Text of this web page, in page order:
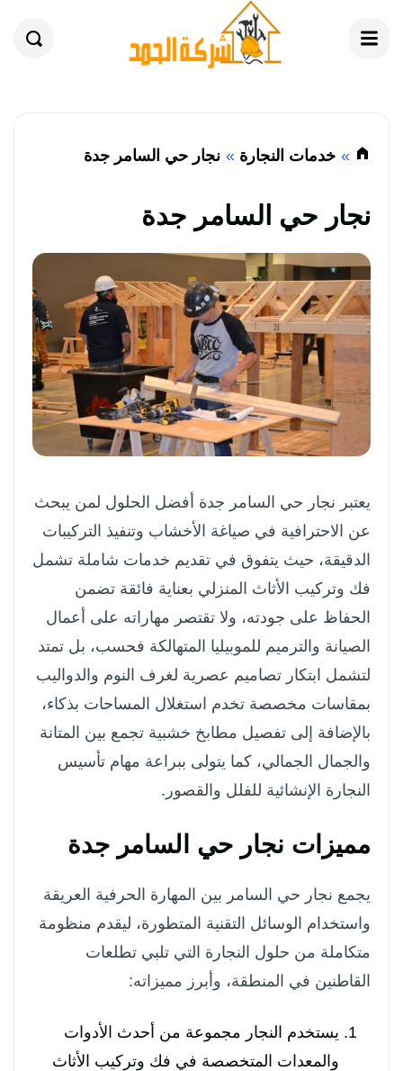
خدمات النجارة نجار حي السامر جدة
نجار حي السامر جدة
يعتبر نجار حي السامر جدة أفضل الحلول لمن يبحث
عن الاحترافية في صياغة الأخشاب وتنفيذ التركيبات
الدقيقة، حيث يتفوق في تقديم خدمات شاملة تشمل
فك وتركيب الأثاث المنزلي بعناية فائقة تضمن
الحفاظ على جودته، ولا تقتصر مهاراته على أعمال
الصيانة والترميم للموبيليا المتهالكة فحسب، بل تمتد
لتشمل ابتكار تصاميم عصرية لغرف النوم والدواليب
بمقاسات مخصصة تخدم استغلال المساحات بذكاء،
بالإضافة إلى تفصيل مطابخ خشبية تجمع بين المتانة
والجمال الجمالي، كما يتولى ببراعة مهام تأسيس
النجارة الإنشائية للفلل والقصور.
مميزات نجار حي السامر جدة
يجمع نجار حي السامر بين المهارة الحرفية العريقة
واستخدام الوسائل التقنية المتطورة، ليقدم منظومة
متكاملة من حلول النجارة التي تلبي تطلعات
القاطنين في المنطقة، وأبرز مميزاته:
يستخدم النجار مجموعة من أحدث الأدوات
والمعدات المتخصصة في فك وتركيب الأثاث